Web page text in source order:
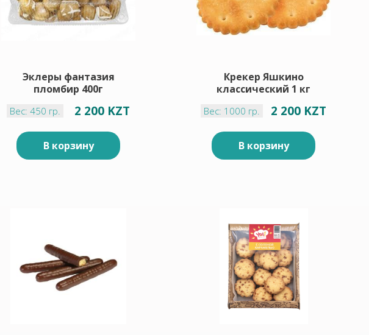
Эклеры фантазия
пломбир 400г
Вес: 450 гр. 2 200 KZT
В корзину
Крекер Яшкино
классический 1 кг
Вес: 1000 гр. 2 200 KZT
В корзину